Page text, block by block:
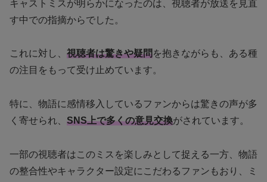
キャストミスが明らかになったのは、視聴者が放送を見直
す中での指摘からでした。
これに対し、 視聴者は驚きや疑問 を抱きながらも、ある種
の注目をもって受け止めています。
特に、物語に感情移入しているファンからは驚きの声が多
く寄せられ、 SNS上で多くの意見交換がされています。
一部の視聴者はこのミスを楽しみとして捉える一方、物語
の整合性やキャラクター設定にこだわるファンもおり、ミ